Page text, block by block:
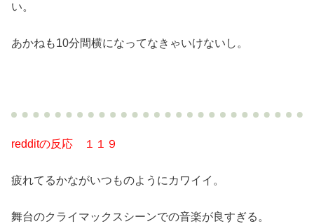
い。
あかねも10分間横になってなきゃいけないし。
redditの反応 １１９
疲れてるかながいつものようにカワイイ。
舞台のクライマックスシーンでの音楽が良すぎる。